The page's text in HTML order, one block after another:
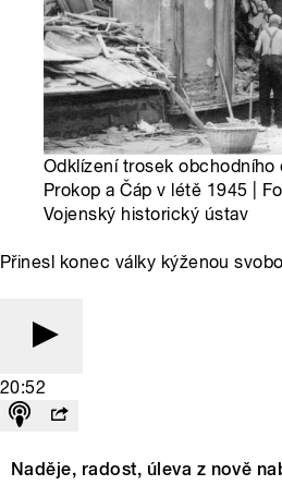
Odklízení trosek obchodního
Prokop a Čáp v létě 1945 |
Vojenský historický ústav
Přinesl konec války kýženou
20:52
Naděje, radost, úleva z nově